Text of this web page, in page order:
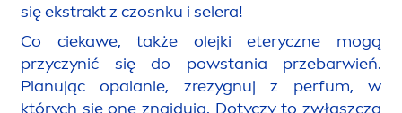
się ekstrakt z czosnku i selera!
Co ciekawe, także olejki eteryczne mogą
przyczynić się do powstania przebarwień.
Planując opalanie, zrezygnuj z perfum, w
których się one znajdują. Dotyczy to zwłaszcza